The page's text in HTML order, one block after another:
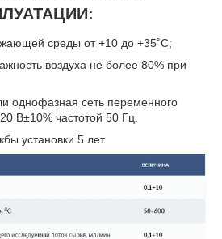
среды от +10 до +35˚С;
воздуха не более 80% при
однофазная сеть переменного
В±10% частотой 50 Гц.
установки 5 лет.